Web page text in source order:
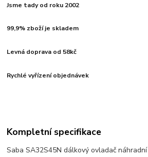
Jsme tady od roku 2002
99,9% zboží je skladem
Levná doprava od 58kč
Rychlé vyřízení objednávek
Kompletní specifikace
Saba SA32S45N dálkový ovladač náhradní